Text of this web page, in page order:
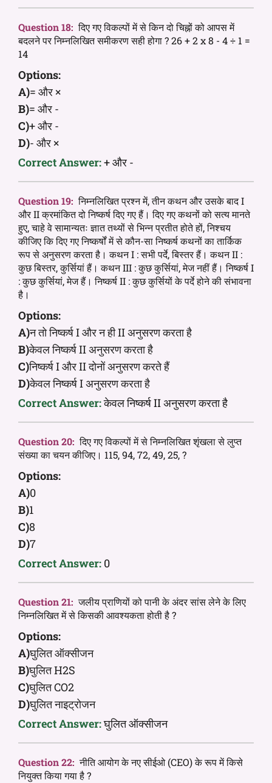
Question 18: दिए गए विकल्पों में से किन दो चिह्नों को आपस में
बदलने पर निम्नलिखित समीकरण सही होगा ? 26 + 2 x 8 - 4 ÷ 1 =
14
Options:
A)= और ×
B)= और -
C)+ और -
D)- और ×
Correct Answer:+ और -
Question 19: निम्नलिखित प्रश्न में, तीन कथन और उसके बाद I
और II क्रमांकित दो निष्कर्ष दिए गए हैं। दिए गए कथनों को सत्य मानते
हुए, चाहे वे सामान्यतः ज्ञात तथ्यों से भिन्न प्रतीत होते हों, निश्चय
कीजिए कि दिए गए निष्कर्षों में से कौन-सा निष्कर्ष कथनों का तार्किक
रूप से अनुसरण करता है। कथन I : सभी पर्दे, बिस्तर हैं। कथन II :
कुछ बिस्तर, कुर्सियां हैं। कथन III : कुछ कुर्सियां, मेज नहीं हैं। निष्कर्ष I
: कुछ कुर्सियां, मेज हैं। निष्कर्ष II : कुछ कुर्सियों के पर्दे होने की संभावना
है।
Options:
A)न तो निष्कर्ष I और न ही II अनुसरण करता है
B)केवल निष्कर्ष II अनुसरण करता है
C)निष्कर्ष I और II दोनों अनुसरण करते हैं
D)केवल निष्कर्ष I अनुसरण करता है
Correct Answer:केवल निष्कर्ष II अनुसरण करता है
Question 20: दिए गए विकल्पों में से निम्नलिखित शृंखला से लुप्त
संख्या का चयन कीजिए। 115, 94, 72, 49, 25, ?
Options:
A)0
B)1
C)8
D)7
Correct Answer: 0
Question 21: जलीय प्राणियों को पानी के अंदर सांस लेने के लिए
निम्नलिखित में से किसकी आवश्यकता होती है ?
Options:
A)घुलित ऑक्सीजन
B)घुलित H2S
C)घुलित CO2
D)घुलित नाइट्रोजन
Correct Answer:घुलित ऑक्सीजन
Question 22: नीति आयोग के नए सीईओ (CEO) के रूप में किसे
नियुक्त किया गया है ?